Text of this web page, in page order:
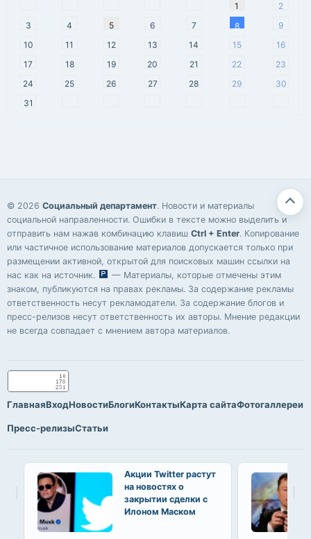
1
2
3
4 5 6 7 8
9
10
11 12 13 14 15
16
17
18 19 20 21 22
23
24
25 26 27 28 29
30
31
© 2026 Социальный департамент. Новости и материалы
социальной направленности. Ошибки в тексте можно выделить и
отправить нам нажав комбинацию клавиш Ctrl + Enter. Копирование
или частичное использование материалов допускается только при
размещении активной, открытой для поисковых машин ссылки на
нас как на источник.
— Материалы, которые отмечены этим
знаком, публикуются на правах рекламы. За содержание рекламы
ответственность несут рекламодатели. За содержание блогов и
пресс-релизов несут ответственность их авторы. Мнение редакции
не всегда совпадает с мнением автора материалов.
ГлавнаяВходНовостиБлогиКонтактыКарта сайтаФотогаллереи
Пресс-релизыСтатьи
Акции Twitter растут
на новостях о
закрытии сделки с
Илоном Маском